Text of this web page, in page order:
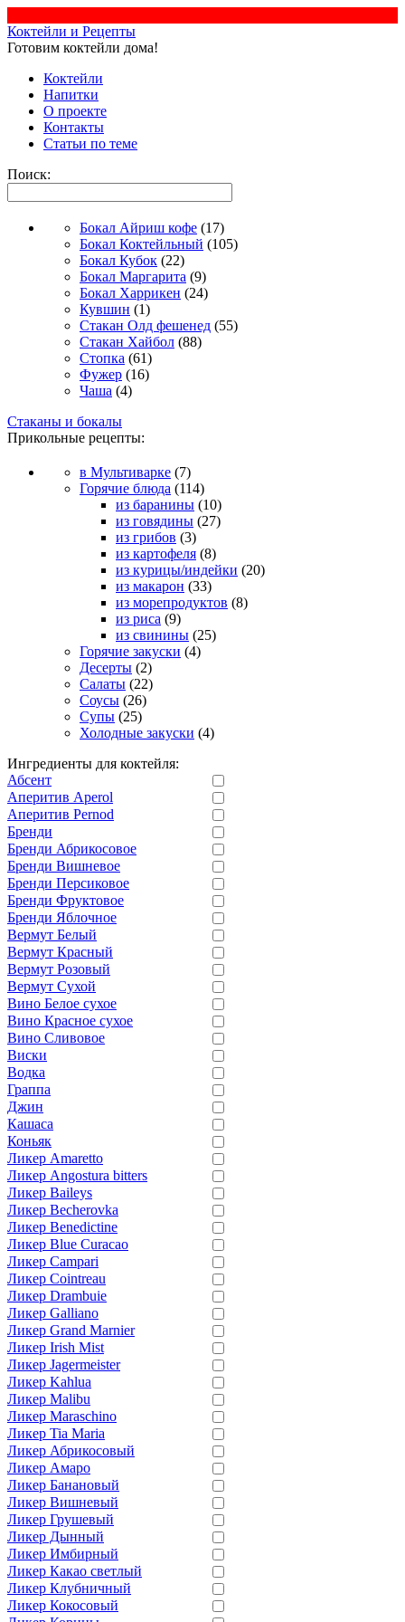
Коктейли и Рецепты
Готовим коктейли дома!
Коктейли
Напитки
О проекте
Контакты
Статьи по теме
Поиск:
Бокал Айриш кофе (17)
Бокал Коктейльный (105)
Бокал Кубок (22)
Бокал Маргарита (9)
Бокал Харрикен (24)
Кувшин (1)
Стакан Олд фешенед (55)
Стакан Хайбол (88)
Стопка (61)
Фужер (16)
Чаша (4)
Стаканы и бокалы
Прикольные рецепты:
в Мультиварке (7)
Горячие блюда (114)
из баранины (10)
из говядины (27)
из грибов (3)
из картофеля (8)
из курицы/индейки (20)
из макарон (33)
из морепродуктов (8)
из риса (9)
из свинины (25)
Горячие закуски (4)
Десерты (2)
Салаты (22)
Соусы (26)
Супы (25)
Холодные закуски (4)
Ингредиенты для коктейля:
Абсент
Аперитив Aperol
Аперитив Pernod
Бренди
Бренди Абрикосовое
Бренди Вишневое
Бренди Персиковое
Бренди Фруктовое
Бренди Яблочное
Вермут Белый
Вермут Красный
Вермут Розовый
Вермут Сухой
Вино Белое сухое
Вино Красное сухое
Вино Сливовое
Виски
Водка
Граппа
Джин
Кашаса
Коньяк
Ликер Amaretto
Ликер Angostura bitters
Ликер Baileys
Ликер Becherovka
Ликер Benedictine
Ликер Blue Curacao
Ликер Campari
Ликер Cointreau
Ликер Drambuie
Ликер Galliano
Ликер Grand Marnier
Ликер Irish Mist
Ликер Jagermeister
Ликер Kahlua
Ликер Malibu
Ликер Maraschino
Ликер Tia Maria
Ликер Абрикосовый
Ликер Амаро
Ликер Банановый
Ликер Вишневый
Ликер Грушевый
Ликер Дынный
Ликер Имбирный
Ликер Какао светлый
Ликер Клубничный
Ликер Кокосовый